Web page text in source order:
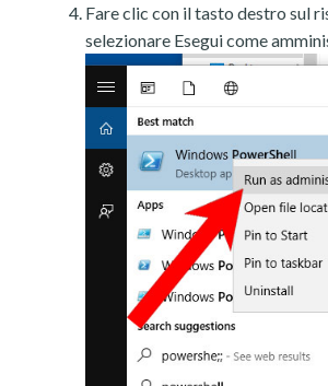
Fare clic con il tasto destro sul
selezionare Esegui come